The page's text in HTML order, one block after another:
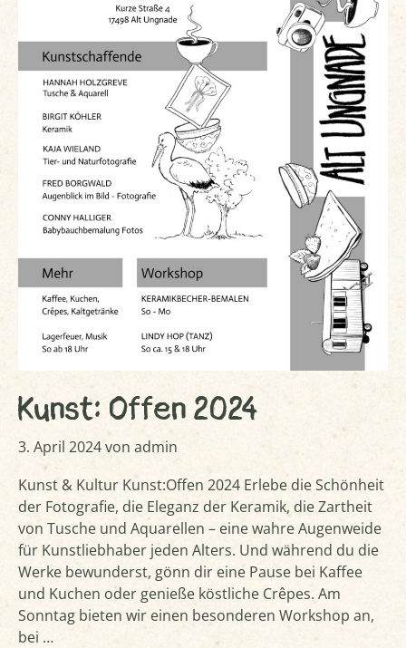
Kunst: Offen 2024
3. April 2024von admin
Kunst & Kultur Kunst:Offen 2024 Erlebe die Schönheit
der Fotografie, die Eleganz der Keramik, die Zartheit
von Tusche und Aquarellen – eine wahre Augenweide
für Kunstliebhaber jeden Alters. Und während du die
Werke bewunderst, gönn dir eine Pause bei Kaffee
und Kuchen oder genieße köstliche Crêpes. Am
Sonntag bieten wir einen besonderen Workshop an,
bei …